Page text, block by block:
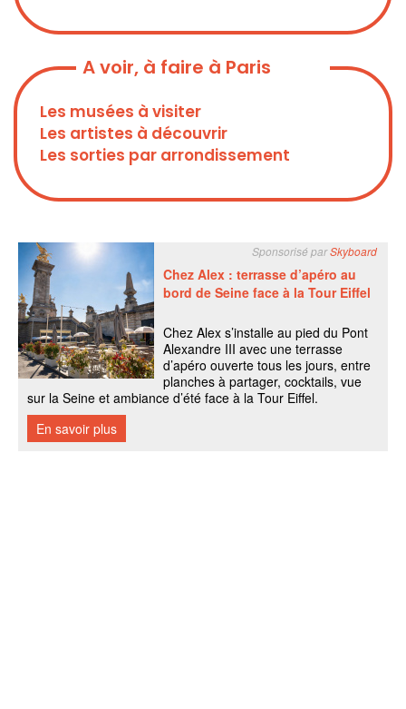
A voir, à faire à Paris
Les musées à visiter
Les artistes à découvrir
Les sorties par arrondissement